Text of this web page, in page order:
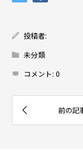
投稿者:
未分類
コメント: 0